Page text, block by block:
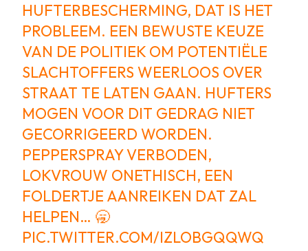
HUFTERBESCHERMING, DAT IS HET
PROBLEEM. EEN BEWUSTE KEUZE
VAN DE POLITIEK OM POTENTIËLE
SLACHTOFFERS WEERLOOS OVER
STRAAT TE LATEN GAAN. HUFTERS
MOGEN VOOR DIT GEDRAG NIET
GECORRIGEERD WORDEN.
PEPPERSPRAY VERBODEN,
LOKVROUW ONETHISCH, EEN
FOLDERTJE AANREIKEN DAT ZAL
HELPEN… 🥱
PIC.TWITTER.COM/IZLOBGQQWQ